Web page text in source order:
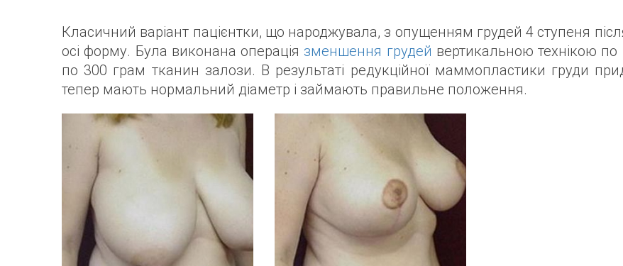
Класичний варіант пацієнтки, що народжувала, з опущенням грудей 4 ступеня
осі форму. Була виконана операція зменшення грудей вертикальною технікою по
по 300 грам тканин залози. В результаті редукційної маммопластики груди
тепер мають нормальний діаметр і займають правильне положення.